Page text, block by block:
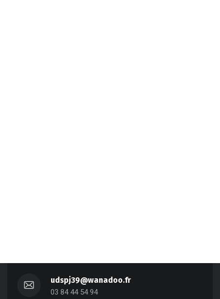
udspj39@wanadoo.fr
03 84 44 54 94